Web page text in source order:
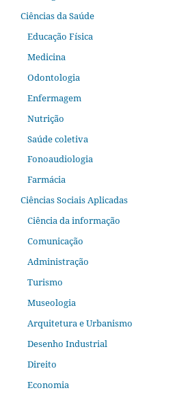
Ciências da Saúde
Educação Física
Medicina
Odontologia
Enfermagem
Nutrição
Saúde coletiva
Fonoaudiologia
Farmácia
Ciências Sociais Aplicadas
Ciência da informação
Comunicação
Administração
Turismo
Museologia
Arquitetura e Urbanismo
Desenho Industrial
Direito
Economia